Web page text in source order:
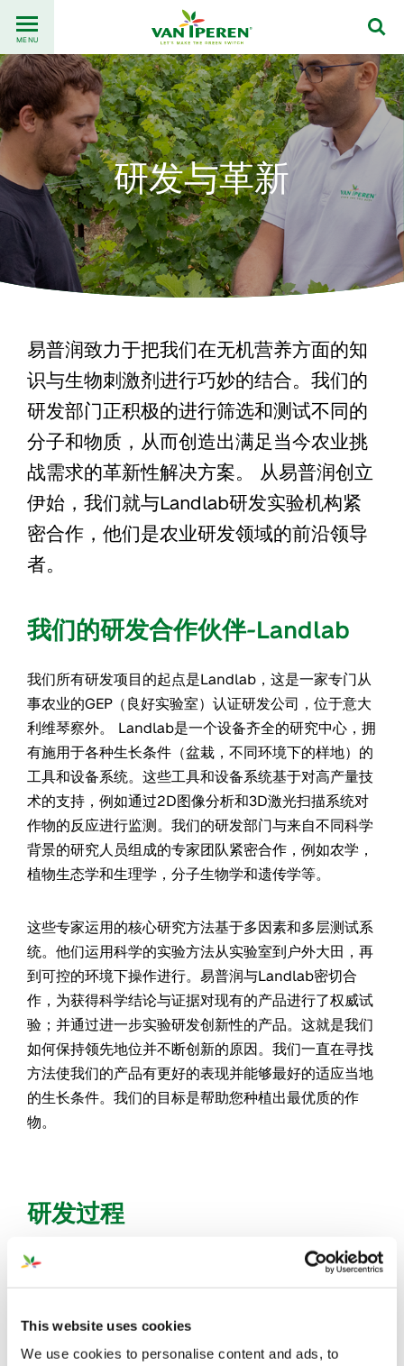
This website uses cookies
We use cookies to personalise content and ads, to
content
Back
to
homepage
MENU
研发与革新
易普润致力于把我们在无机营养方面的知
识与生物刺激剂进行巧妙的结合。我们的
研发部门正积极的进行筛选和测试不同的
分子和物质，从而创造出满足当今农业挑
战需求的革新性解决方案。 从易普润创立
伊始，我们就与Landlab研发实验机构紧
密合作，他们是农业研发领域的前沿领导
者。
我们的研发合作伙伴-Landlab
我们所有研发项目的起点是Landlab，这是一家专门从
事农业的GEP（良好实验室）认证研发公司，位于意大
利维琴察外。 Landlab是一个设备齐全的研究中心，拥
有施用于各种生长条件（盆栽，不同环境下的样地）的
工具和设备系统。这些工具和设备系统基于对高产量技
术的支持，例如通过2D图像分析和3D激光扫描系统对
作物的反应进行监测。我们的研发部门与来自不同科学
背景的研究人员组成的专家团队紧密合作，例如农学，
植物生态学和生理学，分子生物学和遗传学等。
这些专家运用的核心研究方法基于多因素和多层测试系
统。他们运用科学的实验方法从实验室到户外大田，再
到可控的环境下操作进行。易普润与Landlab密切合
作，为获得科学结论与证据对现有的产品进行了权威试
验；并通过进一步实验研发创新性的产品。这就是我们
如何保持领先地位并不断创新的原因。我们一直在寻找
方法使我们的产品有更好的表现并能够最好的适应当地
的生长条件。我们的目标是帮助您种植出最优质的作
物。
研发过程